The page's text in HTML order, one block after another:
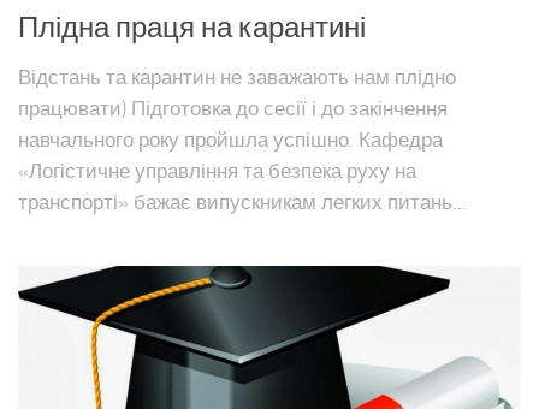
Плідна праця на карантині
Відстань та карантин не заважають нам плідно
працювати) Підготовка до сесії і до закінчення
навчального року пройшла успішно. Кафедра
«Логістичне управління та безпека руху на
транспорті» бажає випускникам легких питань...